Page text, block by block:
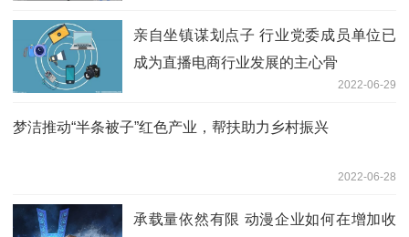
亲自坐镇谋划点子 行业党委成员单位已
成为直播电商行业发展的主心骨
2022-06-29
梦洁推动“半条被子”红色产业，帮扶助力乡村振兴
2022-06-28
承载量依然有限 动漫企业如何在增加收